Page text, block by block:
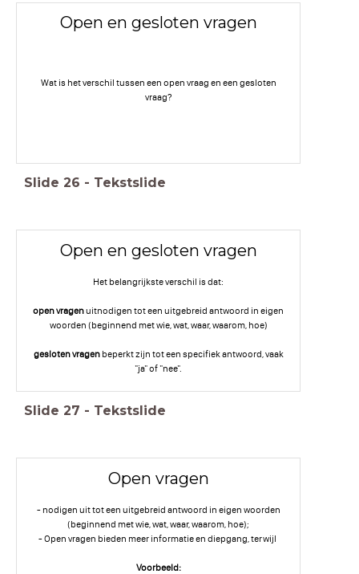
Open en gesloten vragen
Wat is het verschil tussen een open vraag en een gesloten
vraag?
Slide 26 - Tekstslide
Open en gesloten vragen
Het belangrijkste verschil is dat:
open vragenuitnodigen tot een uitgebreid antwoord in eigen
woorden (beginnend met wie, wat, waar, waarom, hoe)
gesloten vragenbeperkt zijn tot een specifiek antwoord, vaak
"ja" of "nee".
Slide 27 - Tekstslide
Open vragen
- nodigen uit tot een uitgebreid antwoord in eigen woorden
(beginnend met wie, wat, waar, waarom, hoe);
- Open vragen bieden meer informatie en diepgang, terwijl
Voorbeeld: